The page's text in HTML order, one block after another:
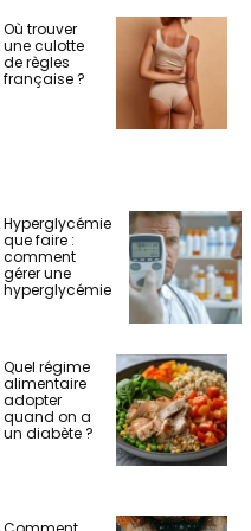
Où trouver
une culotte
de règles
française ?
Hyperglycémie
que faire :
comment
gérer une
hyperglycémie
Quel régime
alimentaire
adopter
quand on a
un diabète ?